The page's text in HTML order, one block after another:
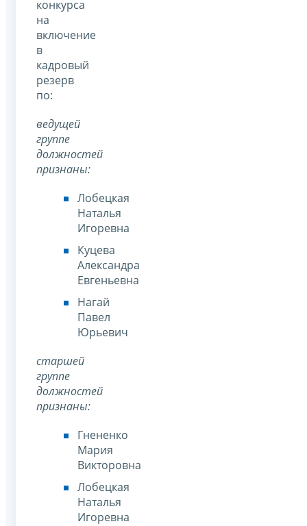
конкурса
на
включение
в
кадровый
резерв
по:
ведущей
группе
должностей
признаны:
Лобецкая
Наталья
Игоревна
Куцева
Александра
Евгеньевна
Нагай
Павел
Юрьевич
старшей
группе
должностей
признаны:
Гнененко
Мария
Викторовна
Лобецкая
Наталья
Игоревна